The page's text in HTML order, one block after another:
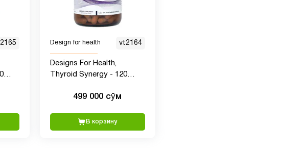
Design for health vt2164
Designs For Health,
Thyroid Synergy - 120
499 000 сӯм
В корзину